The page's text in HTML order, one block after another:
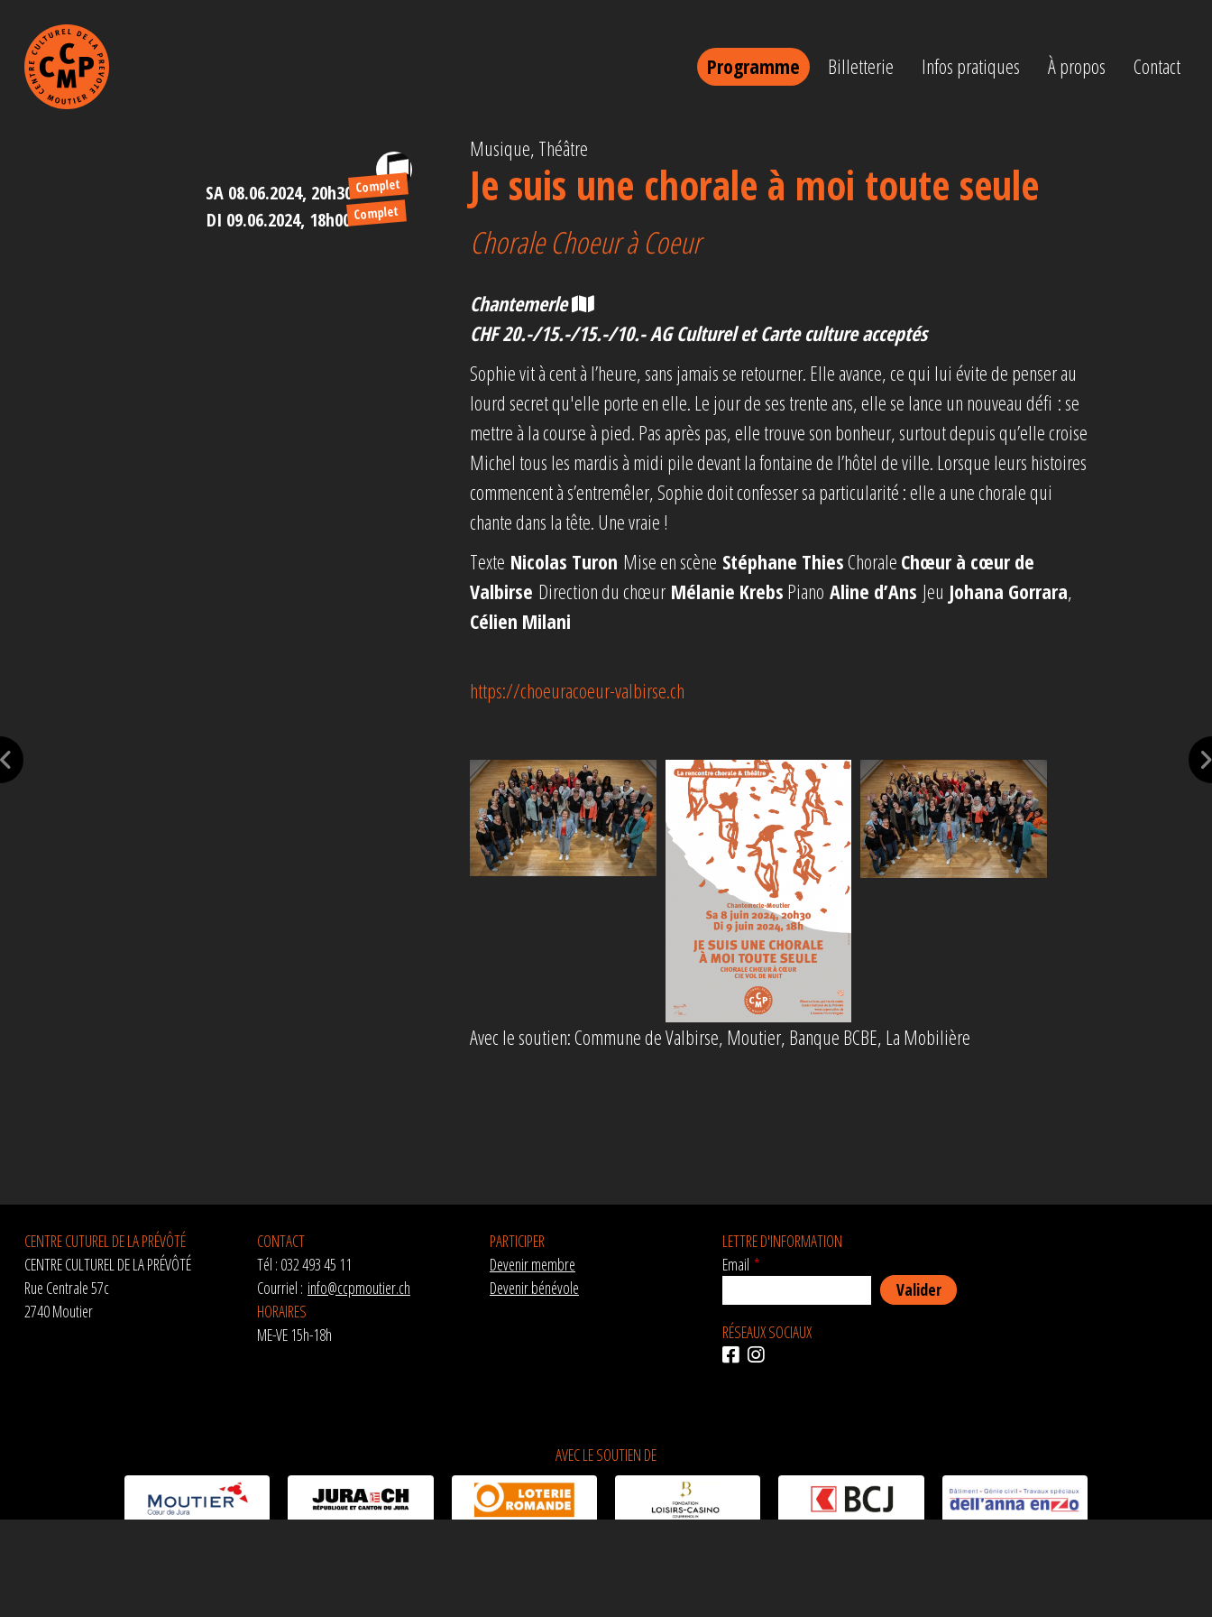
Programme Billetterie Infos pratiques À propos Contact
SA 08.06.2024, 20h30Complet
DI 09.06.2024, 18h00Complet
Musique, Théâtre
Je suis une chorale à moi toute seule
Chorale Choeur à Coeur
Chantemerle
CHF 20.-/15.-/15.-/10.- AG Culturel et Carte culture acceptés
Sophie vit à cent à l’heure, sans jamais se retourner. Elle avance, ce qui lui évite de penser au
lourd secret qu'elle porte en elle. Le jour de ses trente ans, elle se lance un nouveau défi : se
mettre à la course à pied. Pas après pas, elle trouve son bonheur, surtout depuis qu’elle croise
Michel tous les mardis à midi pile devant la fontaine de l’hôtel de ville. Lorsque leurs histoires
commencent à s’entremêler, Sophie doit confesser sa particularité : elle a une chorale qui
chante dans la tête. Une vraie !
Texte Nicolas Turon Mise en scène Stéphane Thies Chorale Chœur à cœur de
Valbirse Direction du chœur Mélanie Krebs PianoAline d’Ans Jeu Johana Gorrara,
Célien Milani
https://choeuracoeur-valbirse.ch
Avec le soutien: Commune de Valbirse, Moutier, Banque BCBE, La Mobilière
CENTRE CUTUREL DE LA PRÉVÔTÉ
CENTRE CULTUREL DE LA PRÉVÔTÉ
Rue Centrale 57c
2740 Moutier
CONTACT
Tél : 032 493 45 11
Courriel : info@ccpmoutier.ch
HORAIRES
ME-VE 15h-18h
PARTICIPER
Devenir membre
Devenir bénévole
LETTRE D'INFORMATION
Email *
RÉSEAUX SOCIAUX
AVEC LE SOUTIEN DE